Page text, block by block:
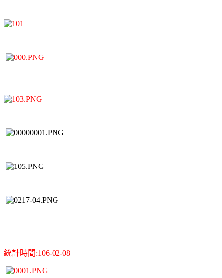
統計時間:106-02-08